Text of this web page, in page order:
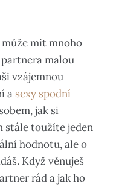
mít mnoho
malou
vzájemnou
a sexy spodní
jak si
stále toužíte jeden
hodnotu, ale o
Když věnuješ
rád a jak ho